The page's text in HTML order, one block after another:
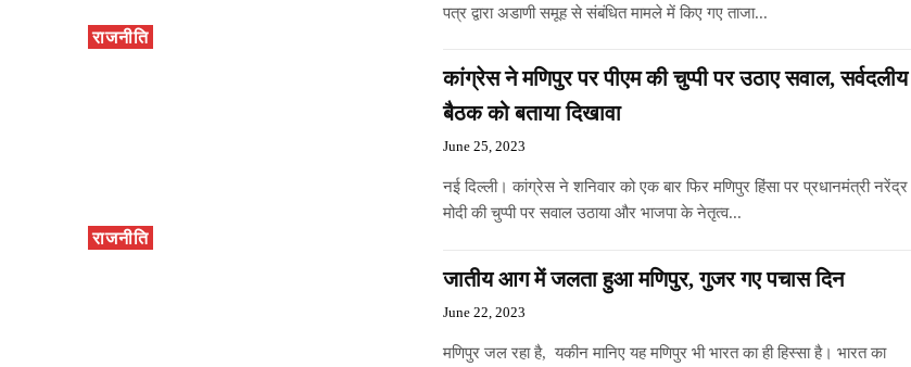
राजनीति
पत्र द्वारा अडाणी समूह से संबंधित मामले में किए गए ताजा...
राजनीति
कांग्रेस ने मणिपुर पर पीएम की चुप्पी पर उठाए सवाल, सर्वदलीय
बैठक को बताया दिखावा
June 25, 2023
नई दिल्ली। कांग्रेस ने शनिवार को एक बार फिर मणिपुर हिंसा पर प्रधानमंत्री नरेंद्र
मोदी की चुप्पी पर सवाल उठाया और भाजपा के नेतृत्व...
जातीय आग में जलता हुआ मणिपुर, गुजर गए पचास दिन
June 22, 2023
मणिपुर जल रहा है, यकीन मानिए यह मणिपुर भी भारत का ही हिस्सा है। भारत का